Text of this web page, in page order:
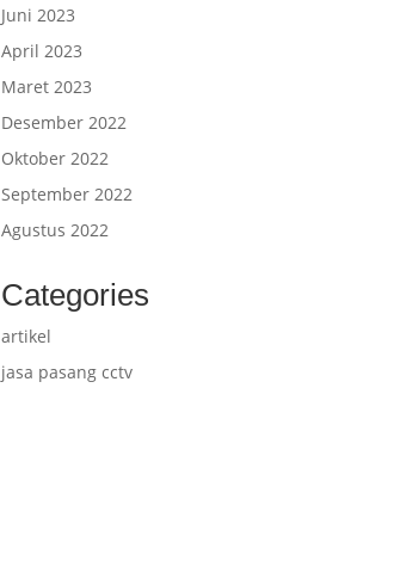
Juni 2023
April 2023
Maret 2023
Desember 2022
Oktober 2022
September 2022
Agustus 2022
Categories
artikel
jasa pasang cctv